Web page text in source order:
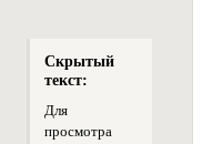
Скрытый
текст:
Для
просмотра